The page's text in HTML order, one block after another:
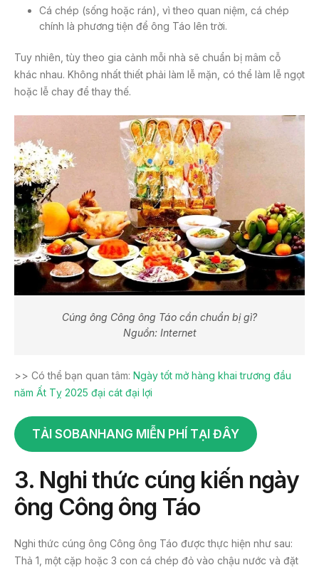
Cá chép (sống hoặc rán), vì theo quan niệm, cá chép
chính là phương tiện để ông Táo lên trời.
Tuy nhiên, tùy theo gia cảnh mỗi nhà sẽ chuẩn bị mâm cỗ
khác nhau. Không nhất thiết phải làm lễ mặn, có thể làm lễ ngọt
hoặc lễ chay để thay thế.
Cúng ông Công ông Táo cần chuẩn bị gì?
Nguồn: Internet
>> Có thể bạn quan tâm: Ngày tốt mở hàng khai trương đầu
năm Ất Tỵ 2025 đại cát đại lợi
TẢI SOBANHANG MIỄN PHÍ TẠI ĐÂY
3. Nghi thức cúng kiến ngày
ông Công ông Táo
Nghi thức cúng ông Công ông Táo được thực hiện như sau:
Thả 1, một cặp hoặc 3 con cá chép đỏ vào chậu nước và đặt